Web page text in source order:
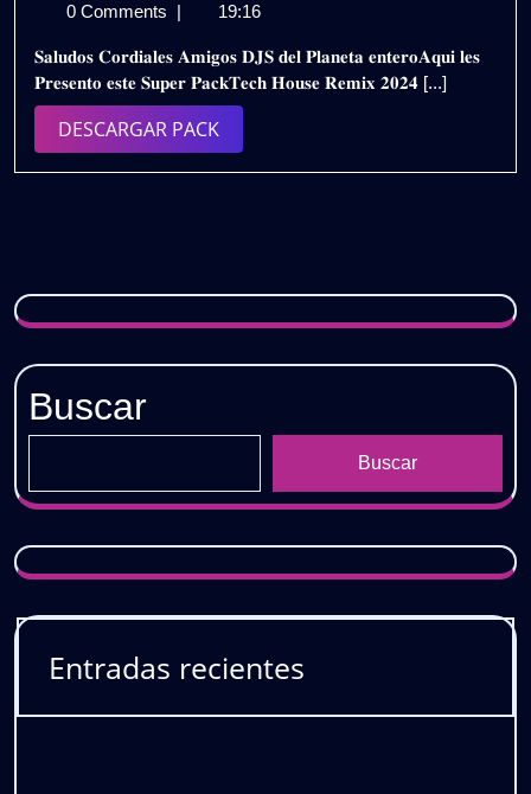
de
de
2024
𝗥𝗘𝗠𝗜𝗫
𝟮𝟬𝟮𝟰
|
0 Comments 19:16
𝐒𝐚𝐥𝐮𝐝𝐨𝐬 𝐂𝐨𝐫𝐝𝐢𝐚𝐥𝐞𝐬 𝐀𝐦𝐢𝐠𝐨𝐬 𝐃𝐉𝐒 𝐝𝐞𝐥 𝐏𝐥𝐚𝐧𝐞𝐭𝐚 𝐞𝐧𝐭𝐞𝐫𝐨𝐀𝐪𝐮𝐢 𝐥𝐞𝐬
𝐏𝐫𝐞𝐬𝐞𝐧𝐭𝐨 𝐞𝐬𝐭𝐞 𝐒𝐮𝐩𝐞𝐫 𝐏𝐚𝐜𝐤𝐓𝐞𝐜𝐡 𝐇𝐨𝐮𝐬𝐞 𝐑𝐞𝐦𝐢𝐱 𝟐𝟎𝟐𝟒 [...]
DESCARGAR PACKDESCARGAR
PACK
Buscar
Buscar
Entradas recientes